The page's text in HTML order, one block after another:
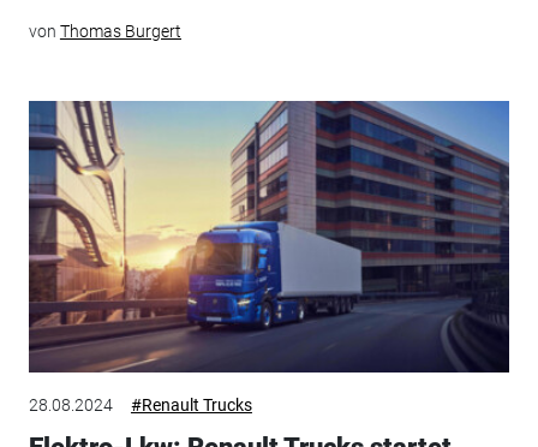
von Thomas Burgert
28.08.2024 #Renault Trucks